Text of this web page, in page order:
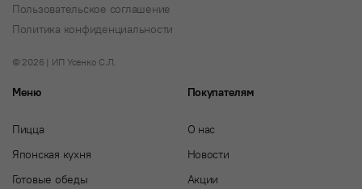
Пользовательское соглашение
Политика конфиденциальности
© 2026 | ИП Усенко С.Л.
Меню
Пицца
Японская кухня
Готовые обеды
Покупателям
О нас
Новости
Акции